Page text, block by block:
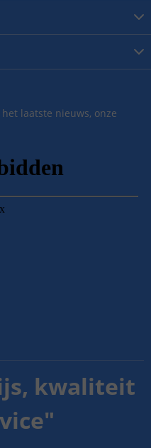
laatste nieuws, onze
kwaliteit
"